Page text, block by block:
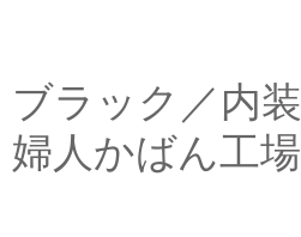
ブラック／内装
婦人かばん工場